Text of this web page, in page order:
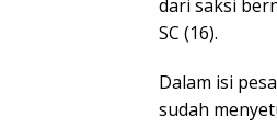
dari saksi
SC (16).
Dalam isi
sudah